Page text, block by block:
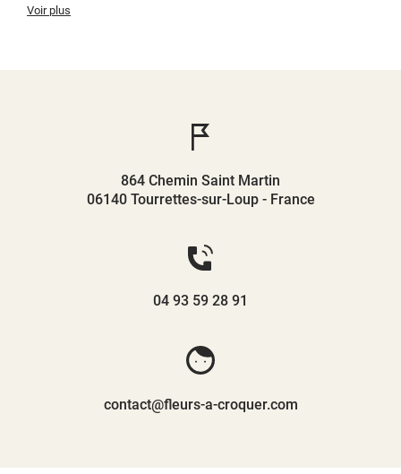
Voir plus
864 Chemin Saint Martin
06140 Tourrettes-sur-Loup - France
04 93 59 28 91
contact@fleurs-a-croquer.com